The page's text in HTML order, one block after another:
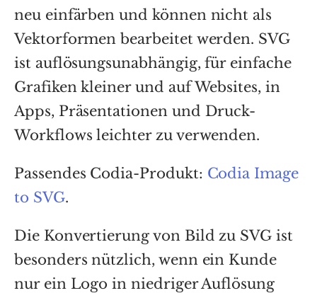
neu einfärben und können nicht als
Vektorformen bearbeitet werden. SVG
ist auflösungsunabhängig, für einfache
Grafiken kleiner und auf Websites, in
Apps, Präsentationen und Druck-
Workflows leichter zu verwenden.
Passendes Codia-Produkt: Codia Image
to SVG.
Die Konvertierung von Bild zu SVG ist
besonders nützlich, wenn ein Kunde
nur ein Logo in niedriger Auflösung